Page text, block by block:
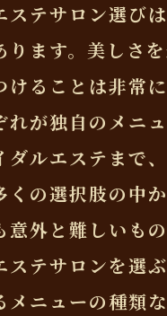
ステサロン選び
ります。美しさ
けることは非常
れが独自のメニ
ダルエステまで
くの選択肢の中
意外と難しいもの
ステサロンを選
メニューの種類